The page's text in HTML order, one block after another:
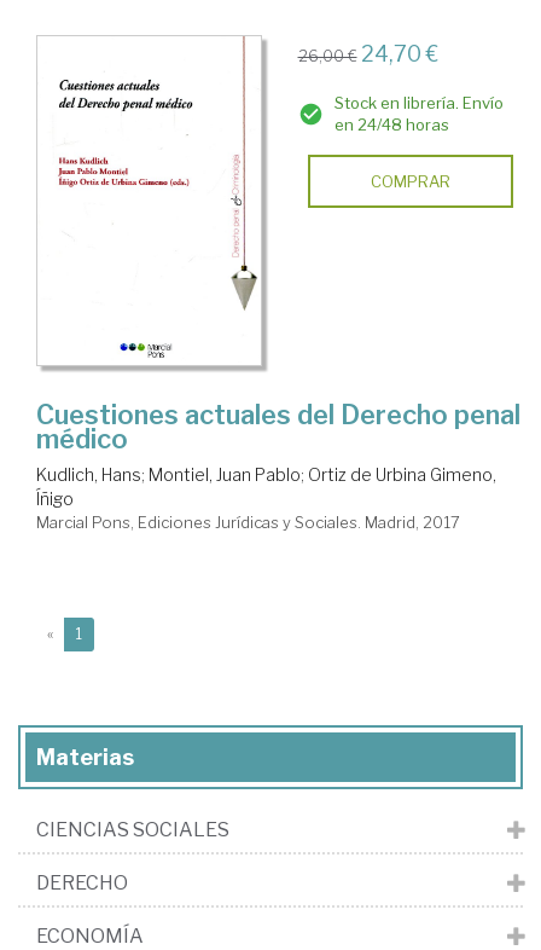
26,00 € 24,70 €
Stock en librería. Envío
en 24/48 horas
COMPRAR
Cuestiones actuales del Derecho penal
médico
Kudlich, Hans; Montiel, Juan Pablo; Ortiz de Urbina Gimeno,
Íñigo
Marcial Pons, Ediciones Jurídicas y Sociales. Madrid, 2017
« 1
Materias
CIENCIAS SOCIALES
DERECHO
ECONOMÍA